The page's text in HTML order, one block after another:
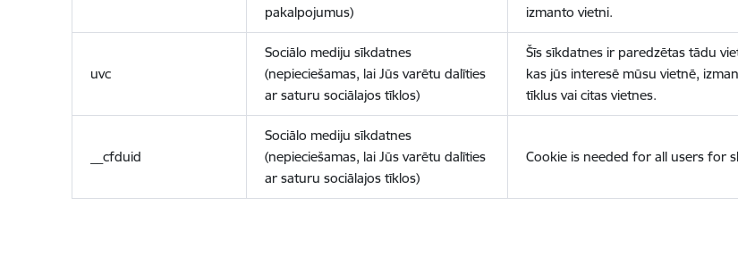
pakalpojumus)
izmanto vietni.
uvc
Sociālo mediju sīkdatnes
(nepieciešamas, lai Jūs varētu dalīties
ar saturu sociālajos tīklos)
Šīs sīkdatnes ir paredzētas tādu
kas jūs interesē mūsu vietnē,
tīklus vai citas vietnes.
__cfduid
Sociālo mediju sīkdatnes
(nepieciešamas, lai Jūs varētu dalīties
ar saturu sociālajos tīklos)
Cookie is needed for all users for